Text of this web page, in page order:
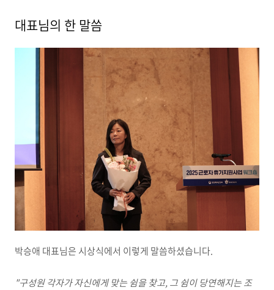
대표님의 한 말씀
박승애 대표님은 시상식에서 이렇게 말씀하셨습니다.
"구성원 각자가 자신에게 맞는 쉼을 찾고, 그 쉼이 당연해지는 조